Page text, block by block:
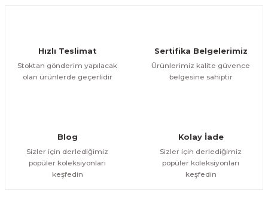
Bu ürüne benzer farklı alternatifler olmalı.
Hızlı Teslimat
Stoktan gönderim yapılacak
olan ürünlerde geçerlidir
Sertifika Belgelerimiz
Ürünlerimiz kalite güvence
belgesine sahiptir
Blog
Sizler için derlediğimiz
popüler koleksiyonları
keşfedin
Kolay İade
Sizler için derlediğimiz
popüler koleksiyonları
keşfedin